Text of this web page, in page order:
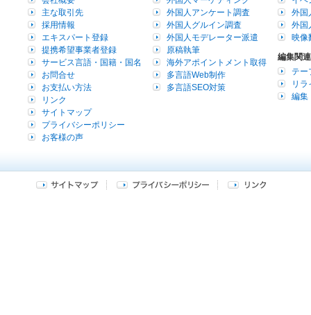
主な取引先
採用情報
エキスパート登録
提携希望事業者登録
サービス言語・国籍・国名
お問合せ
お支払い方法
リンク
サイトマップ
プライバシーポリシー
お客様の声
外国人アンケート調査
外国人グルイン調査
外国人モデレーター派遣
原稿執筆
海外アポイントメント取得
多言語Web制作
多言語SEO対策
外国
外国
映像
編集関連
テー
リラ
編集